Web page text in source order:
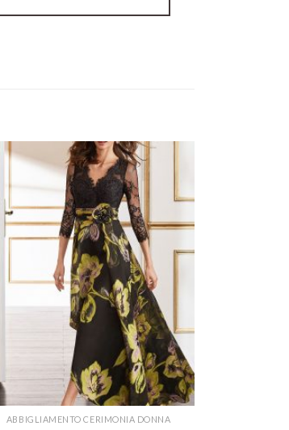
ABBIGLIAMENTO CERIMONIA DONNA